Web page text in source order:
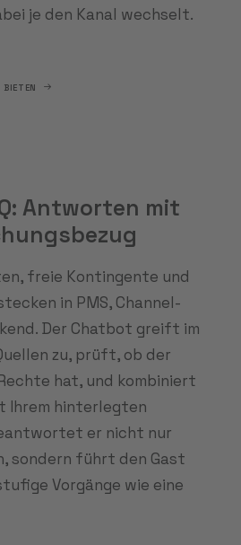
je den Kanal wechselt.
Antworten mit
freie Kontingente und
in PMS, Channel-
Der Chatbot greift im
zu, prüft, ob der
hat, und kombiniert
Ihrem hinterlegten
er nicht nur
sondern führt den Gast
Vorgänge wie eine